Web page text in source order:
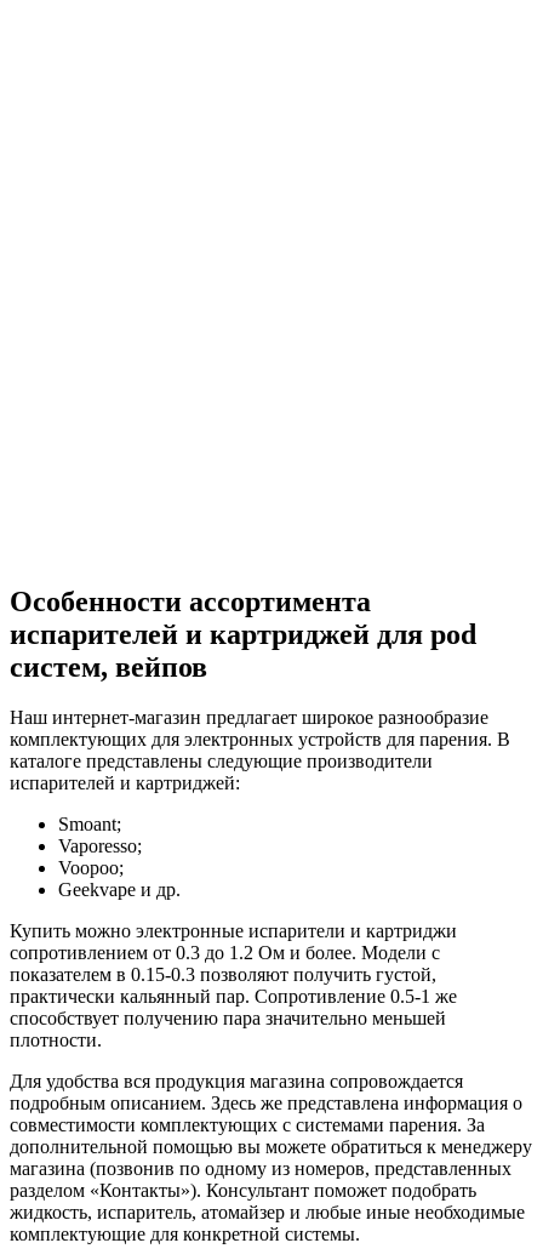
Особенности ассортимента
испарителей и картриджей для pod
систем, вейпов
Наш интернет-магазин предлагает широкое разнообразие
комплектующих для электронных устройств для парения. В
каталоге представлены следующие производители
испарителей и картриджей:
Smoant;
Vaporesso;
Voopoo;
Geekvape и др.
Купить можно электронные испарители и картриджи
сопротивлением от 0.3 до 1.2 Ом и более. Модели с
показателем в 0.15-0.3 позволяют получить густой,
практически кальянный пар. Сопротивление 0.5-1 же
способствует получению пара значительно меньшей
плотности.
Для удобства вся продукция магазина сопровождается
подробным описанием. Здесь же представлена информация о
совместимости комплектующих с системами парения. За
дополнительной помощью вы можете обратиться к менеджеру
магазина (позвонив по одному из номеров, представленных
разделом «Контакты»). Консультант поможет подобрать
жидкость, испаритель, атомайзер и любые иные необходимые
комплектующие для конкретной системы.